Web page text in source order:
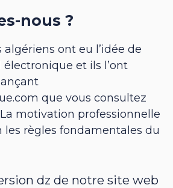
nous ?
ont eu l’idée de
et ils l’ont
que vous consultez
motivation professionnelle
les règles fondamentales du
dz de notre site web